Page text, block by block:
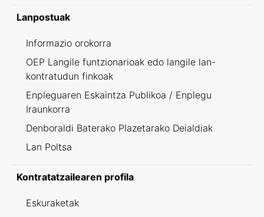
Lanpostuak
Informazio orokorra
OEP Langile funtzionarioak edo langile lan-
kontratudun finkoak
Enpleguaren Eskaintza Publikoa / Enplegu
Iraunkorra
Denboraldi Baterako Plazetarako Deialdiak
Lan Poltsa
Kontratatzailearen profila
Eskuraketak